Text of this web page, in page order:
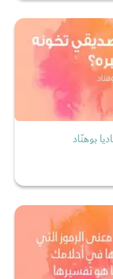
بوهنّاد